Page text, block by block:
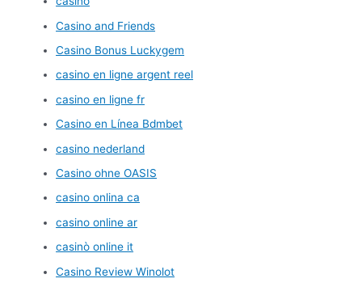
Casino and Friends
Casino Bonus Luckygem
casino en ligne argent reel
casino en ligne fr
Casino en Línea Bdmbet
casino nederland
Casino ohne OASIS
casino onlina ca
casino online ar
casinò online it
Casino Review Winolot